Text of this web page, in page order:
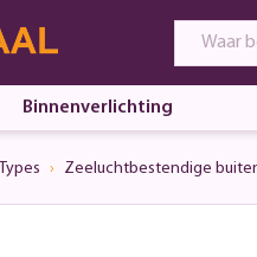
Binnenverlichting
Types Zeeluchtbestendige